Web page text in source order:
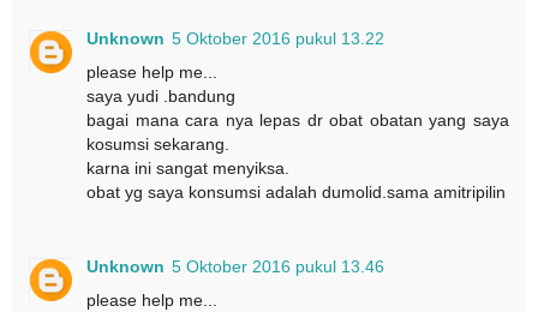
Unknown 5 Oktober 2016 pukul 13.22
please help me...
saya yudi .bandung
bagai mana cara nya lepas dr obat obatan yang saya
kosumsi sekarang.
karna ini sangat menyiksa.
obat yg saya konsumsi adalah dumolid.sama amitripilin
Unknown 5 Oktober 2016 pukul 13.46
please help me...